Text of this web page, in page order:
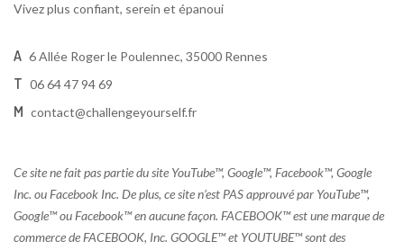
Vivez plus confiant, serein et épanoui
A 6 Allée Roger le Poulennec, 35000 Rennes
T 06 64 47 94 69
M contact@challengeyourself.fr
Ce site ne fait pas partie du site YouTube™, Google™, Facebook™, Google
Inc. ou Facebook Inc. De plus, ce site n’est PAS approuvé par YouTube™,
Google™ ou Facebook™ en aucune façon. FACEBOOK™ est une marque de
commerce de FACEBOOK, Inc. GOOGLE™ et YOUTUBE™ sont des